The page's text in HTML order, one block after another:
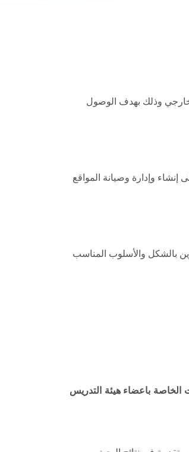
وذلك بهدف الوصول
وإدارة وصيانة المواقع
بالشكل والأسلوب المناسب
الخاصة باعضاء هيئة التدريس